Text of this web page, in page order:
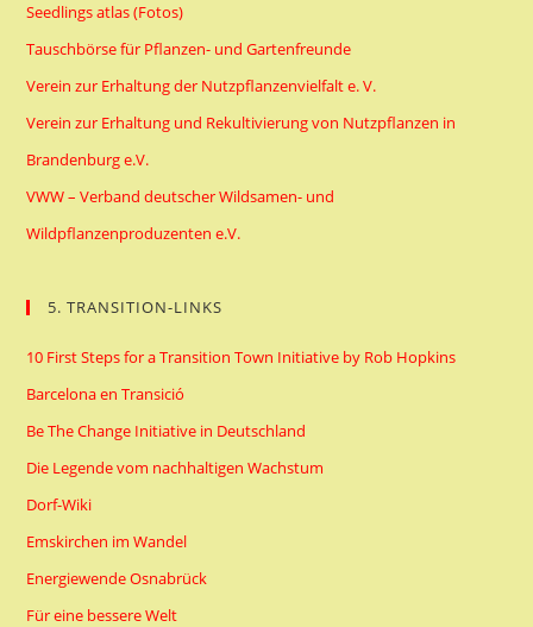
Seedlings atlas (Fotos)
Tauschbörse für Pflanzen- und Gartenfreunde
Verein zur Erhaltung der Nutzpflanzenvielfalt e. V.
Verein zur Erhaltung und Rekultivierung von Nutzpflanzen in
Brandenburg e.V.
VWW – Verband deutscher Wildsamen- und
Wildpflanzenproduzenten e.V.
5. TRANSITION-LINKS
10 First Steps for a Transition Town Initiative by Rob Hopkins
Barcelona en Transició
Be The Change Initiative in Deutschland
Die Legende vom nachhaltigen Wachstum
Dorf-Wiki
Emskirchen im Wandel
Energiewende Osnabrück
Für eine bessere Welt